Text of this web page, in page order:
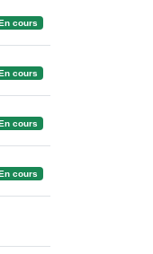
cours
cours
cours
cours